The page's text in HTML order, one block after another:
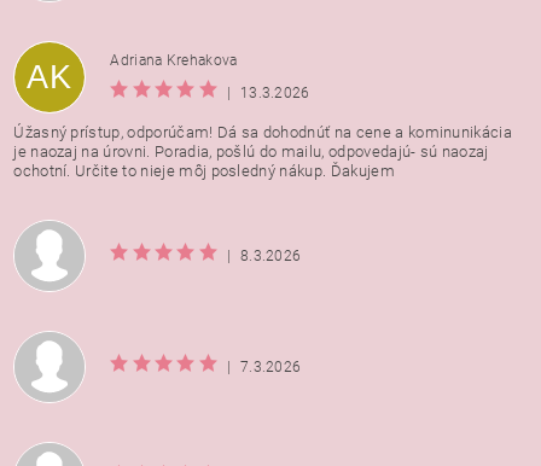
AK
Adriana Krehakova
|
13.3.2026
Úžasný prístup, odporúčam! Dá sa dohodnúť na cene a kominunikácia
je naozaj na úrovni. Poradia, pošlú do mailu, odpovedajú- sú naozaj
ochotní. Určite to nieje môj posledný nákup. Ďakujem
| 8.3.2026
| 7.3.2026